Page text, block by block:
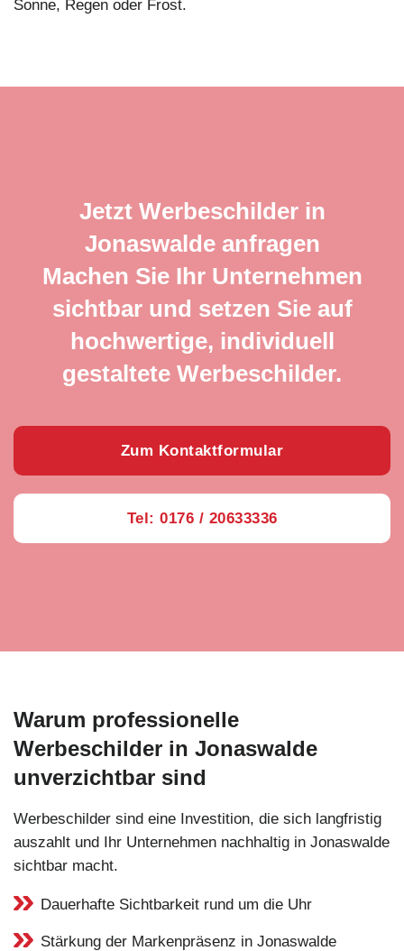
Sonne, Regen oder Frost.
Jetzt Werbeschilder in
Jonaswalde anfragen
Machen Sie Ihr Unternehmen
sichtbar und setzen Sie auf
hochwertige, individuell
gestaltete Werbeschilder.
Zum Kontaktformular
Tel: 0176 / 20633336
Warum professionelle
Werbeschilder in Jonaswalde
unverzichtbar sind
Werbeschilder sind eine Investition, die sich langfristig
auszahlt und Ihr Unternehmen nachhaltig in Jonaswalde
sichtbar macht.
Dauerhafte Sichtbarkeit rund um die Uhr
Stärkung der Markenpräsenz in Jonaswalde